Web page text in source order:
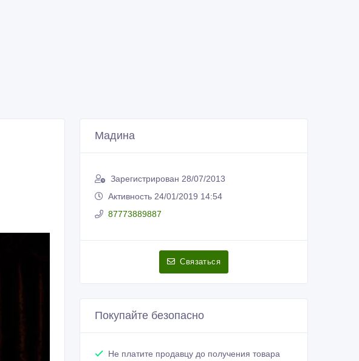
Мадина
Зарегистрирован 28/07/2013
Активность 24/01/2019 14:54
87773889887
Связаться
Покупайте безопасно
Не платите продавцу до получения товара